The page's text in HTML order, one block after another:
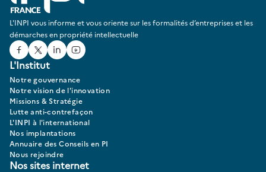
L'INPI vous informe et vous oriente sur les formalités d’entreprises et les
démarches en propriété intellectuelle
Facebook
TwitterLinked In
Youtube
L'Institut
Notre gouvernance
Notre vision de l'innovation
Missions & Stratégie
Lutte anti-contrefaçon
L'INPI à l'international
Nos implantations
Annuaire des Conseils en PI
Nous rejoindre
Nos sites internet